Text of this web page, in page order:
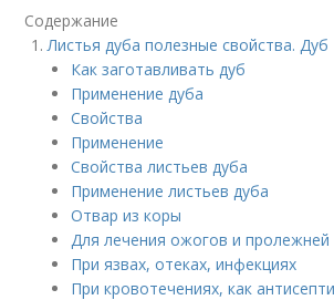
Содержание
Листья дуба полезные свойства. Дуб
Как заготавливать дуб
Применение дуба
Свойства
Применение
Свойства листьев дуба
Применение листьев дуба
Отвар из коры
Для лечения ожогов и пролежней
При язвах, отеках, инфекциях
При кровотечениях, как